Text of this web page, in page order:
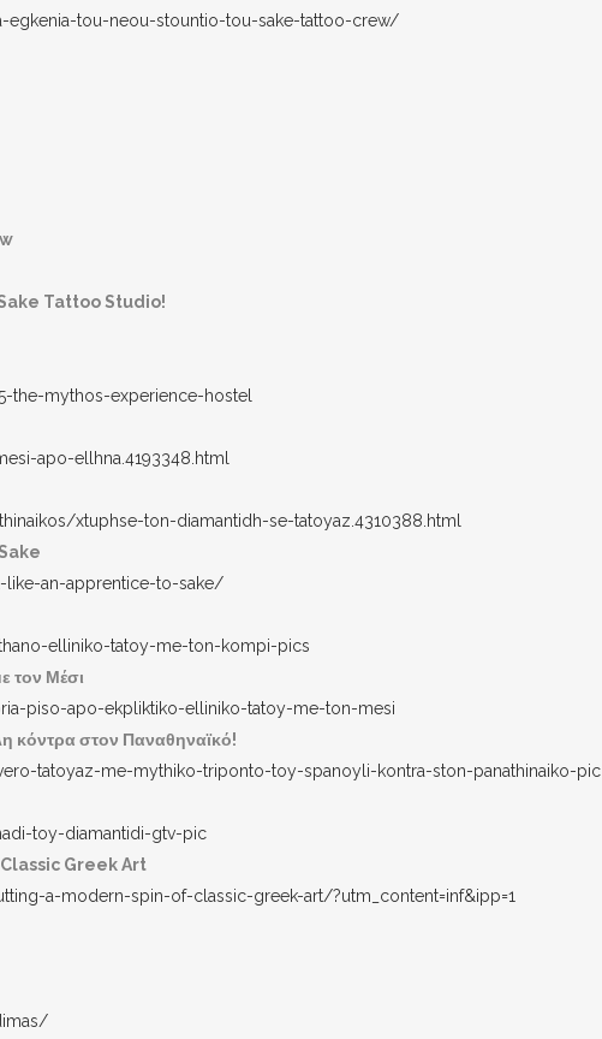
egkenia-tou-neou-stountio-tou-sake-tattoo-crew/
Sake Tattoo Studio!
the-mythos-experience-hostel
apo-ellhna.4193348.html
xtuphse-ton-diamantidh-se-tatoyaz.4310388.html
an-apprentice-to-sake/
elliniko-tatoy-me-ton-kompi-pics
τον Μέσι
piso-apo-ekpliktiko-elliniko-tatoy-me-ton-mesi
κόντρα στον Παναθηναϊκό!
tatoyaz-me-mythiko-triponto-toy-spanoyli-kontra-ston-panathinaiko-pic
toy-diamantidi-gtv-pic
Greek Art
a-modern-spin-of-classic-greek-art/?utm_content=inf&ipp=1